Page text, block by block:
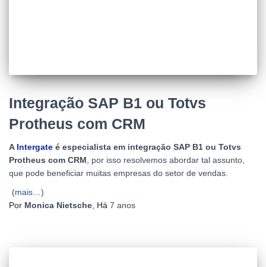
Integração SAP B1 ou Totvs
Protheus com CRM
AIntergate é especialista em integração SAP B1 ou Totvs
Protheus com CRM , por isso resolvemos abordar tal assunto,
que pode beneficiar muitas empresas do setor de vendas.
(mais…)
Por Monica Nietsche , Há 7 anos